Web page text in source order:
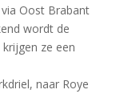
Oost Brabant
wordt de
ze een
naar Roye